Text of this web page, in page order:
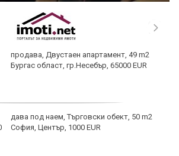
продава, Двустаен апартамент, 49 m2
Бургас област, гр.Несебър, 65000 EUR
дава под наем, Търговски обект, 50 m2
София, Център, 1000 EUR